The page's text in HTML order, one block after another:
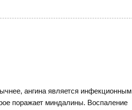
ангина является инфекционным
поражает миндалины. Воспаление